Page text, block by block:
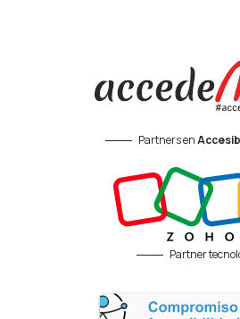
Partners en
Partner